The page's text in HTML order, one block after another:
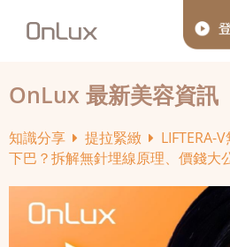
OnLux 最新美容資訊
知識分享 提拉緊緻
LIFTERA-
下巴？拆解無針埋線原理、價錢大